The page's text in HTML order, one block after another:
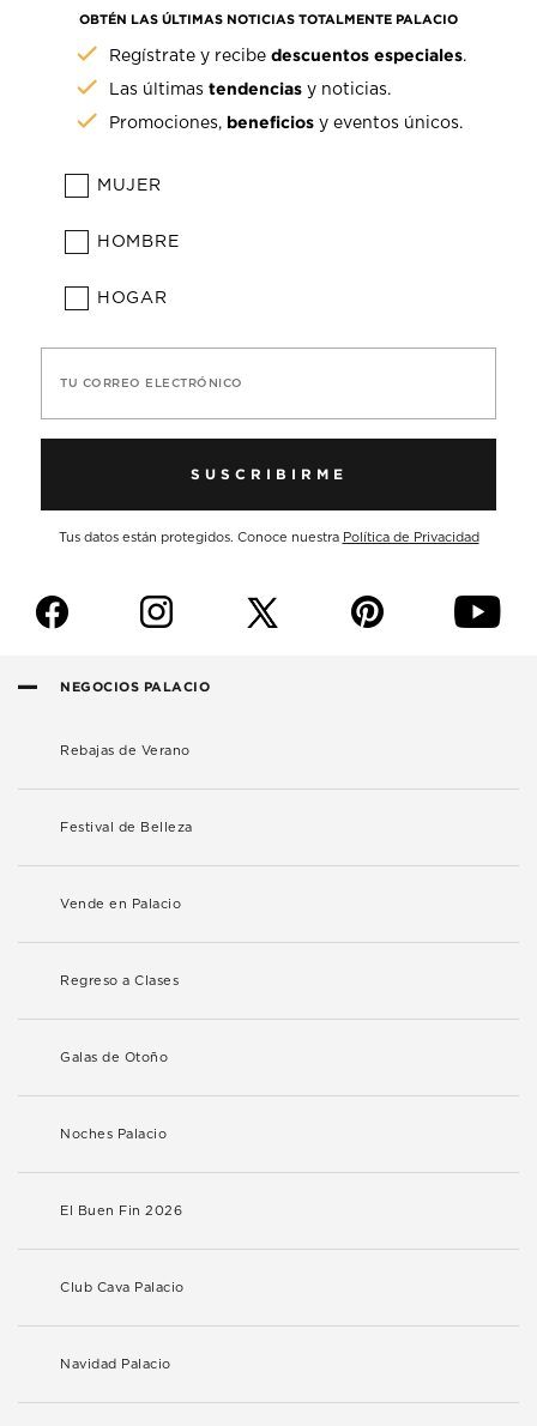
OBTÉN LAS ÚLTIMAS NOTICIAS TOTALMENTE PALACIO
Regístrate y recibedescuentos especiales.
Las últimastendencias y noticias.
Promociones, beneficios y eventos únicos.
MUJER
HOMBRE
HOGAR
TU CORREO ELECTRÓNICO
SUSCRIBIRME
Tus datos están protegidos. Conoce nuestra Política de Privacidad
f i p y
NEGOCIOS PALACIO
Rebajas de Verano
Festival de Belleza
Vende en Palacio
Regreso a Clases
Galas de Otoño
Noches Palacio
El Buen Fin 2026
Club Cava Palacio
Navidad Palacio